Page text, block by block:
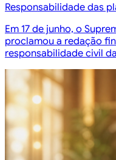
Responsabilidade das
Em 17 de junho, o
proclamou a redação
responsabilidade civil